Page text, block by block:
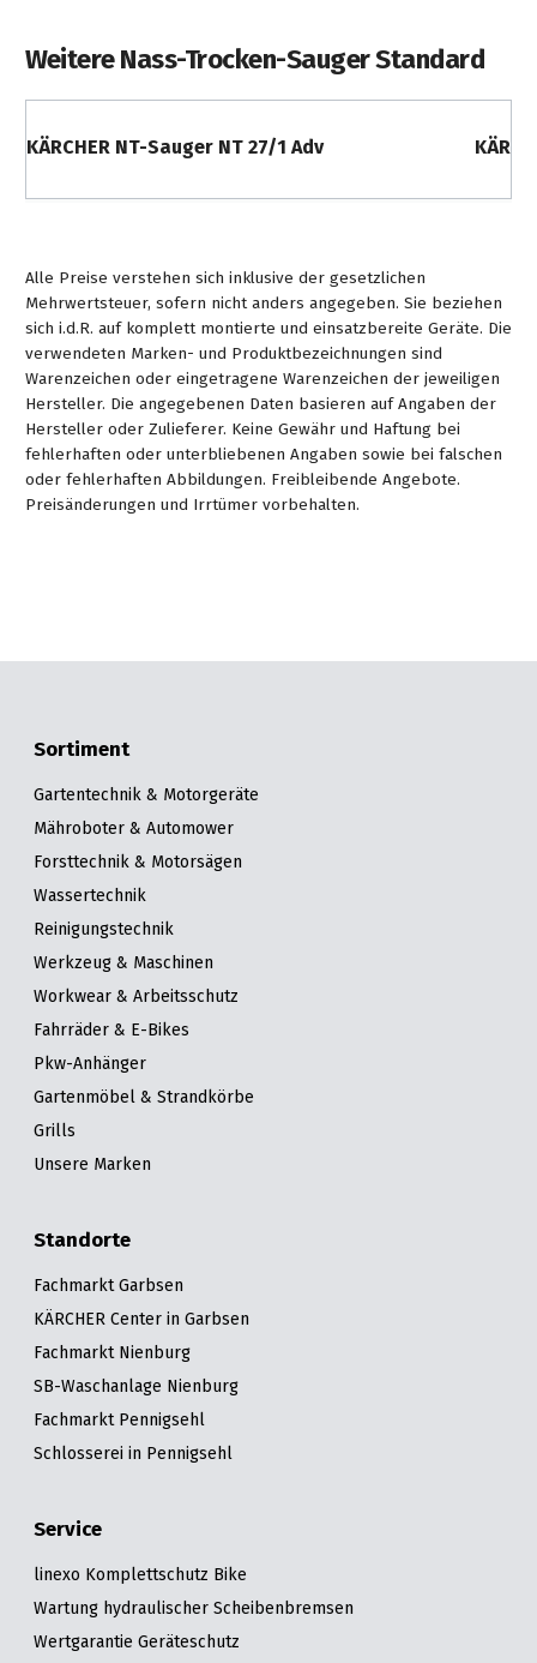
Weitere Nass-Trocken-Sauger Standard
KÄRCHER NT-Sauger NT 27/1 Adv
Alle Preise verstehen sich inklusive der gesetzlichen
Mehrwertsteuer, sofern nicht anders angegeben. Sie beziehen
sich i.d.R. auf komplett montierte und einsatzbereite Geräte. Die
verwendeten Marken- und Produktbezeichnungen sind
Warenzeichen oder eingetragene Warenzeichen der jeweiligen
Hersteller. Die angegebenen Daten basieren auf Angaben der
Hersteller oder Zulieferer. Keine Gewähr und Haftung bei
fehlerhaften oder unterbliebenen Angaben sowie bei falschen
oder fehlerhaften Abbildungen. Freibleibende Angebote.
Preisänderungen und Irrtümer vorbehalten.
Sortiment
Gartentechnik & Motorgeräte
Mähroboter & Automower
Forsttechnik & Motorsägen
Wassertechnik
Reinigungstechnik
Werkzeug & Maschinen
Workwear & Arbeitsschutz
Fahrräder & E-Bikes
Pkw-Anhänger
Gartenmöbel & Strandkörbe
Grills
Unsere Marken
Standorte
Fachmarkt Garbsen
KÄRCHER Center in Garbsen
Fachmarkt Nienburg
SB-Waschanlage Nienburg
Fachmarkt Pennigsehl
Schlosserei in Pennigsehl
Service
linexo Komplettschutz Bike
Wartung hydraulischer Scheibenbremsen
Wertgarantie Geräteschutz